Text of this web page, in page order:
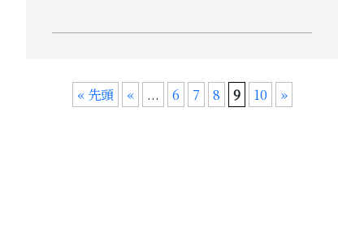
« 先頭 « ... 6 7 8 9 10 »